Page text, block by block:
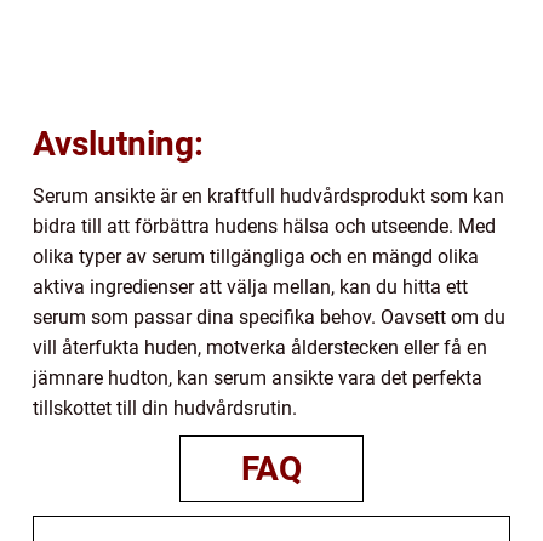
Avslutning:
Serum ansikte är en kraftfull hudvårdsprodukt som kan
bidra till att förbättra hudens hälsa och utseende. Med
olika typer av serum tillgängliga och en mängd olika
aktiva ingredienser att välja mellan, kan du hitta ett
serum som passar dina specifika behov. Oavsett om du
vill återfukta huden, motverka ålderstecken eller få en
jämnare hudton, kan serum ansikte vara det perfekta
tillskottet till din hudvårdsrutin.
FAQ